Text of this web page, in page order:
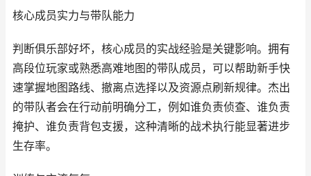
核心成员实力与带队能力
判断俱乐部好坏，核心成员的实战经验是关键影响。拥有
高段位玩家或熟悉高难地图的带队成员，可以帮助新手快
速掌握地图路线、撤离点选择以及资源点刷新规律。杰出
的带队者会在行动前明确分工，例如谁负责侦查、谁负责
掩护、谁负责背包支援，这种清晰的战术执行能显著进步
生存率。